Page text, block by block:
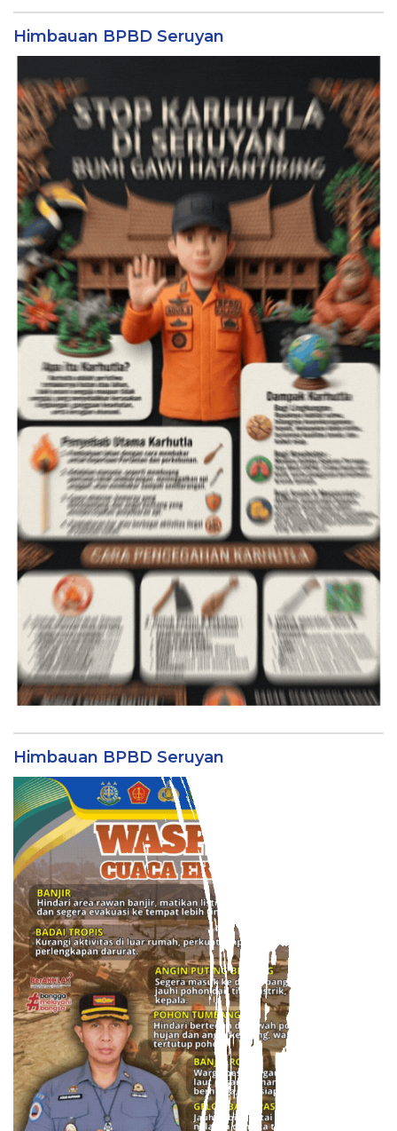
Himbauan BPBD Seruyan
Himbauan BPBD Seruyan